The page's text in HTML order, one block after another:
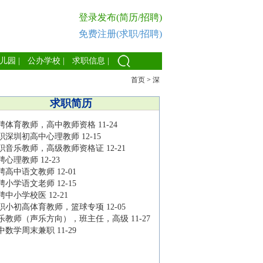
登录发布(简历/招聘)
免费注册(求职/招聘)
园 公办学校 求职信息
首页 > 深
求职简历
体育教师，高中教师资格 11-24
深圳初高中心理教师 12-15
音乐教师，高级教师资格证 12-21
心理教师 12-23
高中语文教师 12-01
小学语文老师 12-15
中小学校医 12-21
小初高体育教师，篮球专项 12-05
教师（声乐方向），班主任，高级 11-27
数学周末兼职 11-29